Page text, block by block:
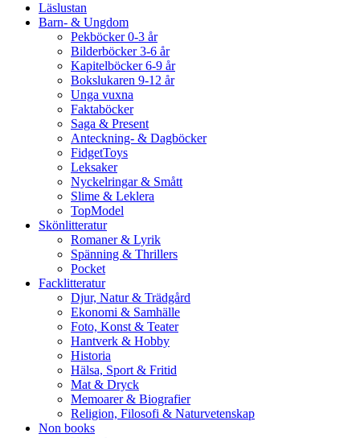
Läslustan
Barn- & Ungdom
Pekböcker 0-3 år
Bilderböcker 3-6 år
Kapitelböcker 6-9 år
Bokslukaren 9-12 år
Unga vuxna
Faktaböcker
Saga & Present
Anteckning- & Dagböcker
FidgetToys
Leksaker
Nyckelringar & Smått
Slime & Leklera
TopModel
Skönlitteratur
Romaner & Lyrik
Spänning & Thrillers
Pocket
Facklitteratur
Djur, Natur & Trädgård
Ekonomi & Samhälle
Foto, Konst & Teater
Hantverk & Hobby
Historia
Hälsa, Sport & Fritid
Mat & Dryck
Memoarer & Biografier
Religion, Filosofi & Naturvetenskap
Non books